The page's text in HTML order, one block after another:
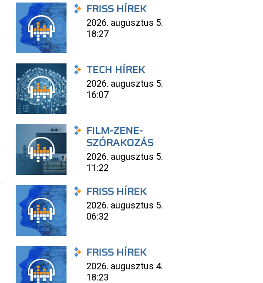
FRISS HÍREK
2026. augusztus 5.
18:27
TECH HÍREK
2026. augusztus 5.
16:07
FILM-ZENE-
SZÓRAKOZÁS
2026. augusztus 5.
11:22
FRISS HÍREK
2026. augusztus 5.
06:32
FRISS HÍREK
2026. augusztus 4.
18:23